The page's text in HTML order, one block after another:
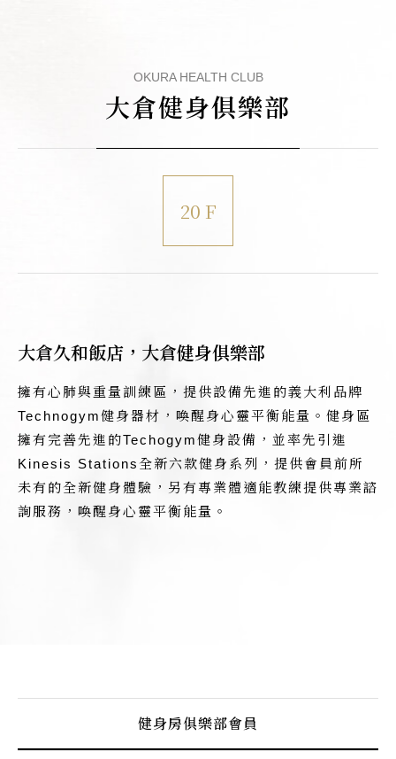
OKURA HEALTH CLUB
大倉健身俱樂部
20 F
大倉久和飯店，大倉健身俱樂部
擁有心肺與重量訓練區，提供設備先進的義大利品牌
Technogym健身器材，喚醒身心靈平衡能量。健身區
擁有完善先進的Techogym健身設備，並率先引進
Kinesis Stations全新六款健身系列，提供會員前所
未有的全新健身體驗，另有專業體適能教練提供專業諮
詢服務，喚醒身心靈平衡能量。
健身房俱樂部會員